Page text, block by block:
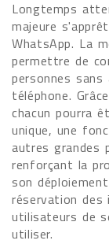
Longtemps
majeure
WhatsApp. La
permettre de
personnes
téléphone.
chacun pourra
unique, une
autres grandes
renforçant la
son
réservation
utilisateurs de
utiliser.